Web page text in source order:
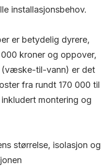
installasjonsbehov.
er betydelig dyrere,
kroner og oppover,
(væske-til-vann) er det
fra rundt 170 000 til
montering og
størrelse, isolasjon og